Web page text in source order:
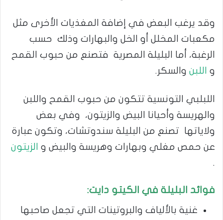
وقد يرغب البعض في إضافة المغذيات الأخرى مثل
مكعبات المخلل أو الخل والبهارات وذلك حسب
الرغبة، أما البليلة المصرية فتصنع من حبوب القمح
و اللبن والسكر.
اللبلبي التونسية تتكون من حبوب القمح واللبن
والهريسة وأحيانا البيض والزيتون، وفي بعض
ولاياتها تصنع من البليلة سندوتشات، وتكون عبارة
عن حمص مغلي وبهارات وهريسة والبيض و الزيتون
.
فوائد البليلة في الكيتو دايت:
غنية بالألياف والبروتينات التي تجعل صاحبها